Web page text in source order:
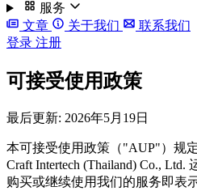
服务
文章
关于我们
联系我们
登录 注册
可接受使用政策
最后更新: 2026年5月19日
本可接受使用政策（"AUP"）规
Craft Intertech (Thailand) Co., Ltd.
购买或继续使用我们的服务即表